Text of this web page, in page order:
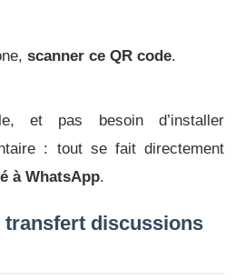
scanner ce QR code.
et pas besoin d’installer
: tout se fait directement
à WhatsApp.
transfert discussions